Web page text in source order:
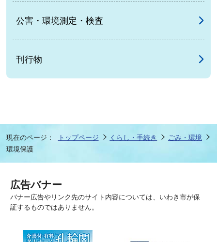
公害・環境測定・検査
刊行物
現在のページ： トップページ くらし・手続き
ごみ・環境
環境保護
広告バナー
バナー広告やリンク先のサイト内容については、いわき市が保
証するものではありません。